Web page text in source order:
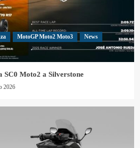
MotoGP Moto2 Moto3
News
Moto2 a Silverstone
2026